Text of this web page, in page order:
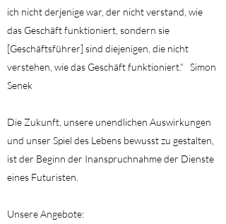
ich nicht derjenige war, der nicht verstand, wie
das Geschäft funktioniert, sondern sie
[Geschäftsführer] sind diejenigen, die nicht
verstehen, wie das Geschäft funktioniert.“ Simon
Senek
Die Zukunft, unsere unendlichen Auswirkungen
und unser Spiel des Lebens bewusst zu gestalten,
ist der Beginn der Inanspruchnahme der Dienste
eines Futuristen.
Unsere Angebote: